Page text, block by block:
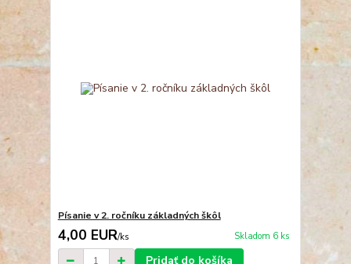
Písanie v 2. ročníku základných škôl
4,00 EUR/ks Skladom 6 ks
Pridať do košíka